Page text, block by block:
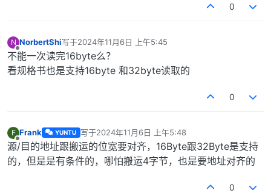
0
N
离线
NorbertShi写于2024年11月6日 上午5:45
最后由 编辑
不能一次读完16byte么？
看规格书也是支持16byte 和32byte读取的
0
F
离线
Frank YUNTU 写于2024年11月6日 上午5:48
最后由 编辑
源/目的地址跟搬运的位宽要对齐，16Byte跟32Byte是支持
的，但是是有条件的，哪怕搬运4字节，也是要地址对齐的
0